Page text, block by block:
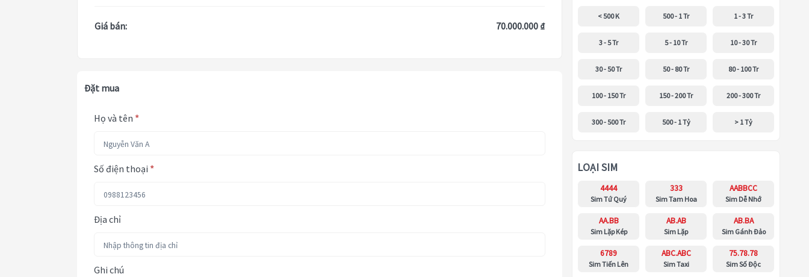
Giá bán: 70.000.000 ₫
Đặt mua
Họ và tên *
Số điện thoại *
Địa chỉ
Ghi chú
< 500 K 500 - 1 Tr 1 - 3 Tr
3 - 5 Tr 5 - 10 Tr 10 - 30 Tr
30 - 50 Tr 50 - 80 Tr 80 - 100 Tr
100 - 150 Tr 150 - 200 Tr 200 - 300 Tr
300 - 500 Tr 500 - 1 Tỷ > 1 Tỷ
LOẠI SIM
4444
Sim Tứ Quý
333
Sim Tam Hoa
AABBCC
Sim Dễ Nhớ
AA.BB
Sim Lặp Kép
AB.AB
Sim Lặp
AB.BA
Sim Gánh Đảo
6789
Sim Tiến Lên
ABC.ABC
Sim Taxi
75.78.78
Sim Số Độc